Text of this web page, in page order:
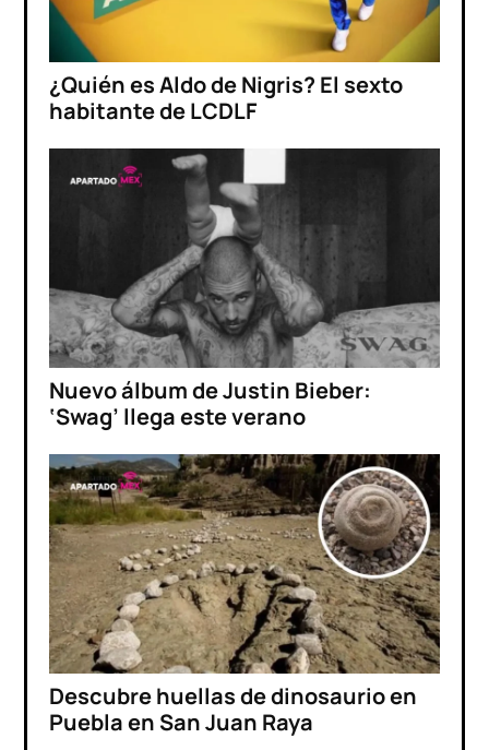
¿Quién es Aldo de Nigris? El sexto
habitante de LCDLF
Nuevo álbum de Justin Bieber:
‘Swag’ llega este verano
Descubre huellas de dinosaurio en
Puebla en San Juan Raya